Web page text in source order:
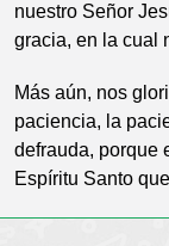
nuestro Señor
gracia, en la cual
Más aún, nos
paciencia, la
defrauda, porque
Espíritu Santo